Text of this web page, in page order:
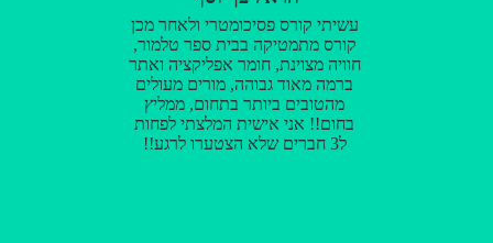
עשיתי קורס פסיכומטרי ולאחר מכן
קורס מתמטיקה בבית ספר טלמור,
חוויה מצוינת, חומר אפליקציה ואתר
ברמה מאוד גבוהה, מורים מעולים
מהטובים ביותר בתחום, ממליץ
בחום!! אני אישית המלצתי לפחות
ל3 חברים שלא הצטערו לרגע!!